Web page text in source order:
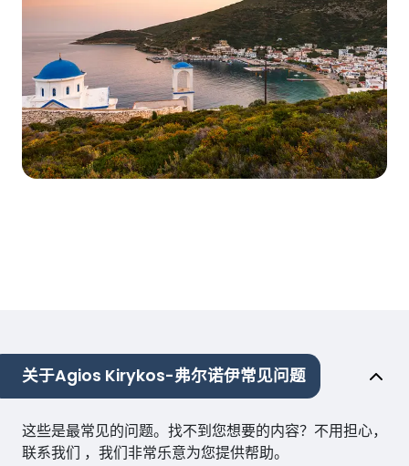
关于Agios Kirykos-弗尔诺伊常见问题
这些是最常见的问题。找不到您想要的内容？不用担心，
联系我们 ，我们非常乐意为您提供帮助。